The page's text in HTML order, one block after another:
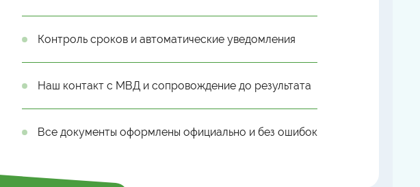
Контроль сроков и автоматические уведомления
Наш контакт с МВД и сопровождение до результата
Все документы оформлены официально и без ошибок